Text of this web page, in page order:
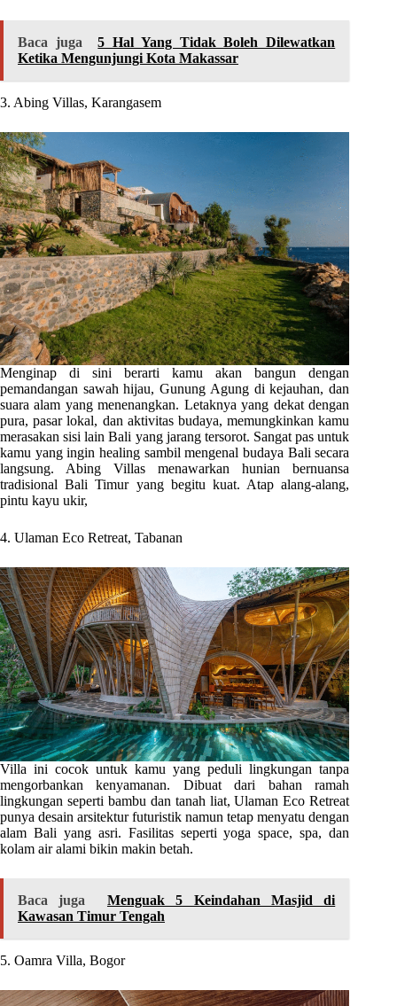
Baca juga
5 Hal Yang Tidak Boleh Dilewatkan
Ketika Mengunjungi Kota Makassar
3. Abing Villas, Karangasem
Menginap di sini berarti kamu akan bangun dengan
pemandangan sawah hijau, Gunung Agung di kejauhan, dan
suara alam yang menenangkan. Letaknya yang dekat dengan
pura, pasar lokal, dan aktivitas budaya, memungkinkan kamu
merasakan sisi lain Bali yang jarang tersorot. Sangat pas untuk
kamu yang ingin healing sambil mengenal budaya Bali secara
langsung. Abing Villas menawarkan hunian bernuansa
tradisional Bali Timur yang begitu kuat. Atap alang-alang,
pintu kayu ukir,
4. Ulaman Eco Retreat, Tabanan
Villa ini cocok untuk kamu yang peduli lingkungan tanpa
mengorbankan kenyamanan. Dibuat dari bahan ramah
lingkungan seperti bambu dan tanah liat, Ulaman Eco Retreat
punya desain arsitektur futuristik namun tetap menyatu dengan
alam Bali yang asri. Fasilitas seperti yoga space, spa, dan
kolam air alami bikin makin betah.
Baca juga
Menguak 5 Keindahan Masjid di
Kawasan Timur Tengah
5. Oamra Villa, Bogor